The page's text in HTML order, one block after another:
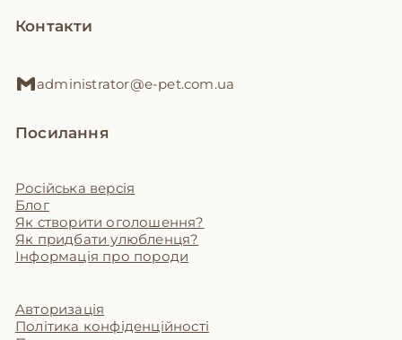
Контакти
administrator@e-pet.com.ua
Посилання
Російська версія
Блог
Як створити оголошення?
Як придбати улюбленця?
Інформація про породи
Авторизація
Політика конфіденційності